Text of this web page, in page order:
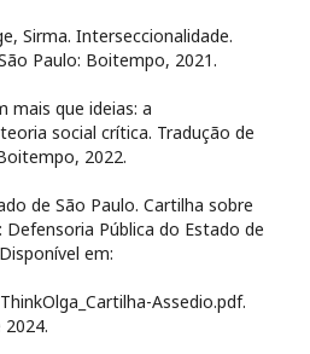
Sirma. Interseccionalidade.
Paulo: Boitempo, 2021.
mais que ideias: a
social crítica. Tradução de
2022.
de São Paulo. Cartilha sobre
Defensoria Pública do Estado de
em:
Assedio.pdf.